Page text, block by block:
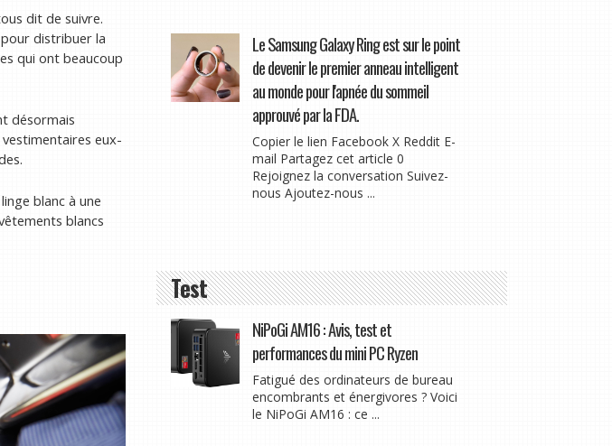
dit de suivre.
distribuer la
qui ont beaucoup
désormais
eux-
blanc à une
blancs
Le Samsung Galaxy Ring est sur le point
de devenir le premier anneau intelligent
au monde pour l'apnée du sommeil
approuvé par la FDA.
Copier le lien Facebook X Reddit E-
mail Partagez cet article 0
Rejoignez la conversation Suivez-
nous Ajoutez-nous ...
Test
NiPoGi AM16 : Avis, test et
performances du mini PC Ryzen
Fatigué des ordinateurs de bureau
encombrants et énergivores ? Voici
le NiPoGi AM16 : ce ...